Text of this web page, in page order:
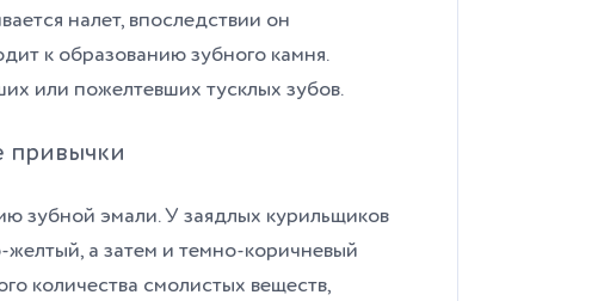
налет, впоследствии он
к образованию зубного камня.
или пожелтевших тусклых зубов.
привычки
зубной эмали. У заядлых курильщиков
а затем и темно-коричневый
количества смолистых веществ,